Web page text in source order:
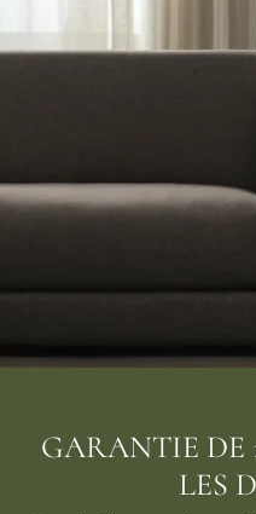
GARANTIE DE
LES